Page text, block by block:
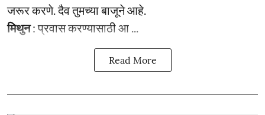
जरूर करणे. दैव तुमच्या बाजूने आहे.
मिथुन: प्रवास करण्यासाठी आ ...
Read More